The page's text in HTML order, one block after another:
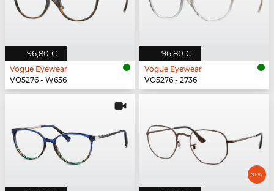
96,80 €
Vogue Eyewear
VO5276 - W656
96,80 €
Vogue Eyewear
VO5276 - 2736